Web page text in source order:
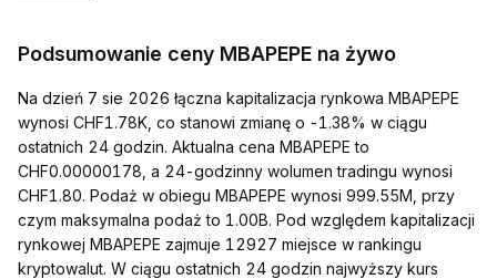
Podsumowanie ceny MBAPEPE na żywo
Na dzień 7 sie 2026 łączna kapitalizacja rynkowa MBAPEPE
wynosi CHF1.78K, co stanowi zmianę o -1.38% w ciągu
ostatnich 24 godzin. Aktualna cena MBAPEPE to
CHF0.00000178, a 24-godzinny wolumen tradingu wynosi
CHF1.80. Podaż w obiegu MBAPEPE wynosi 999.55M, przy
czym maksymalna podaż to 1.00B. Pod względem kapitalizacji
rynkowej MBAPEPE zajmuje 12927 miejsce w rankingu
kryptowalut. W ciągu ostatnich 24 godzin najwyższy kurs